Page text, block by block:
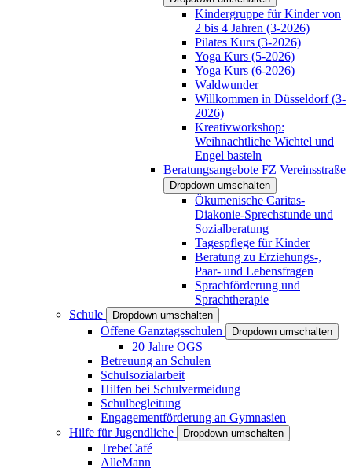
Kindergruppe für Kinder von
2 bis 4 Jahren (3-2026)
Pilates Kurs (3-2026)
Yoga Kurs (5-2026)
Yoga Kurs (6-2026)
Waldwunder
Willkommen in Düsseldorf (3-
2026)
Kreativworkshop:
Weihnachtliche Wichtel und
Engel basteln
Beratungsangebote FZ Vereinsstraße
Dropdown umschalten
Ökumenische Caritas-
Diakonie-Sprechstunde und
Sozialberatung
Tagespflege für Kinder
Beratung zu Erziehungs-,
Paar- und Lebensfragen
Sprachförderung und
Sprachtherapie
Schule
Dropdown umschalten
Offene Ganztagsschulen Dropdown umschalten
20 Jahre OGS
Betreuung an Schulen
Schulsozialarbeit
Hilfen bei Schulvermeidung
Schulbegleitung
Engagementförderung an Gymnasien
Hilfe für Jugendliche
Dropdown umschalten
TrebeCafé
AlleMann